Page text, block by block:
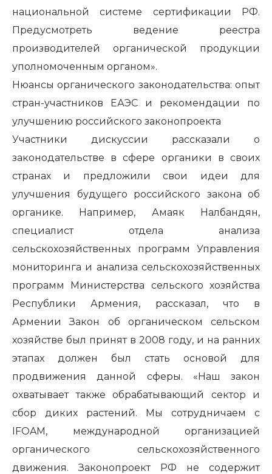
национальной системе сертификации РФ.
Предусмотреть ведение реестра
производителей органической продукции
уполномоченным органом».
Нюансы органического законодательства: опыт
стран-участников ЕАЭС и рекомендации по
улучшению российского законопроекта
Участники дискуссии рассказали о
законодательстве в сфере органики в своих
странах и предложили свои идеи для
улучшения будущего российского закона об
органике. Например, Амаяк Налбандян,
специалист отдела анализа
сельскохозяйственных программ Управления
мониторинга и анализа сельскохозяйственных
программ Министерства сельского хозяйства
Республики Армения, рассказал, что в
Армении Закон об органическом сельском
хозяйстве был принят в 2008 году, и на ранних
этапах должен был стать основой для
продвижения данной сферы. «Наш закон
охватывает также обрабатывающий сектор и
сбор диких растений. Мы сотрудничаем с
IFOAM, международной организацией
органического сельскохозяйственного
движения. Законопроект РФ не содержит